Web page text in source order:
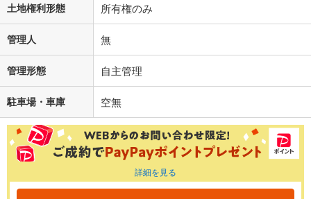
土地権利形態 所有権のみ
管理人 無
管理形態 自主管理
駐車場・車庫 空無
詳細を見る